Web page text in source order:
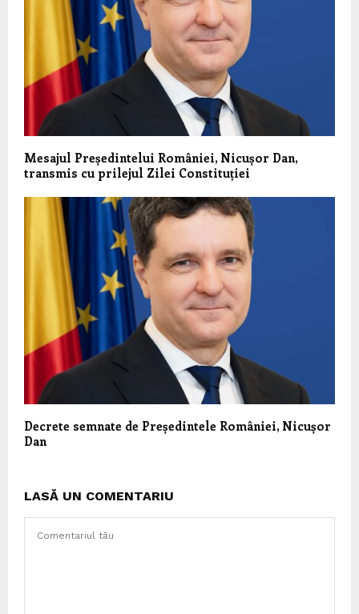
Mesajul Președintelui României, Nicușor Dan,
transmis cu prilejul Zilei Constituției
Decrete semnate de Președintele României, Nicușor
Dan
LASĂ UN COMENTARIU